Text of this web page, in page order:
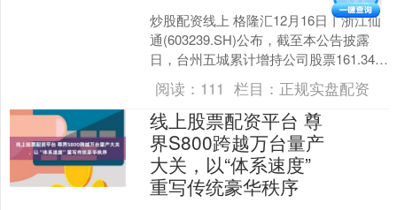
炒股配资线上 格隆汇12月16日丨浙江仙
通(603239.SH)公布，截至本公告披露
日，台州五城累计增持公司股票161.34万
股，占公司总股本0.60%，累计增....
阅读： 111 栏目： 正规实盘配资
线上股票配资平台 尊
界S800跨越万台量产
大关，以“体系速度”
重写传统豪华秩序